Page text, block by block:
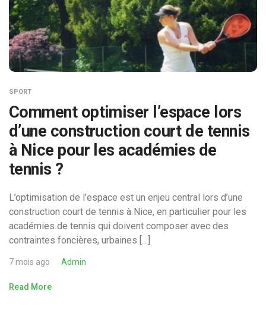
SPORT
Comment optimiser l’espace lors
d’une construction court de tennis
à Nice pour les académies de
tennis ?
L’optimisation de l’espace est un enjeu central lors d’une
construction court de tennis à Nice, en particulier pour les
académies de tennis qui doivent composer avec des
contraintes foncières, urbaines […]
7 mois ago Admin
Read More